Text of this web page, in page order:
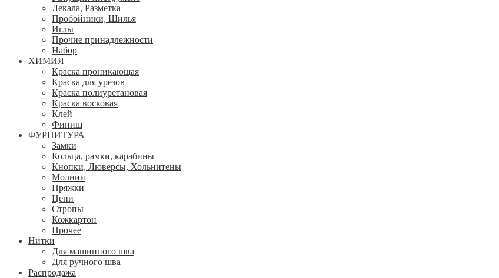
Лекала, Разметка
Пробойники, Шилья
Иглы
Прочие принадлежности
Набор
ХИМИЯ
Краска проникающая
Краска для урезов
Краска полиуретановая
Краска восковая
Клей
Финиш
ФУРНИТУРА
Замки
Кольца, рамки, карабины
Кнопки, Люверсы, Хольнитены
Молнии
Пряжки
Цепи
Стропы
Кожкартон
Прочее
Нитки
Для машинного шва
Для ручного шва
Распродажа